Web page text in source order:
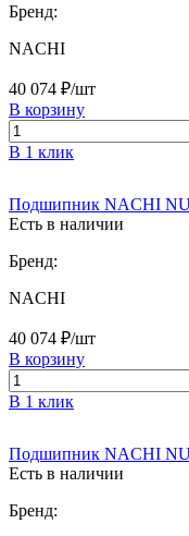
Бренд:
NACHI
40 074 ₽/шт
В корзину
В 1 клик
Подшипник NACHI
Есть в наличии
Бренд:
NACHI
40 074 ₽/шт
В корзину
В 1 клик
Подшипник NACHI
Есть в наличии
Бренд: